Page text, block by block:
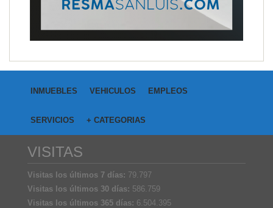
INMUEBLES VEHICULOS EMPLEOS
SERVICIOS + CATEGORIAS
VISITAS
Visitas los últimos 7 días: 79.797
Visitas los últimos 30 días: 586.759
Visitas los últimos 365 días: 6.504.395